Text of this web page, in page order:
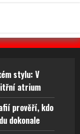
stylu: V
atrium
prověří, kdo
dokonale